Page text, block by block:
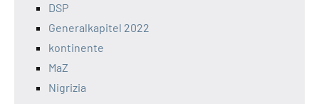
DSP
Generalkapitel 2022
kontinente
MaZ
Nigrizia